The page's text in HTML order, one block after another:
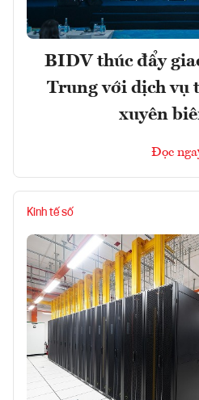
BIDV thúc đẩy
Trung với dịch vụ
xuyên
Đọc
Kinh tế số